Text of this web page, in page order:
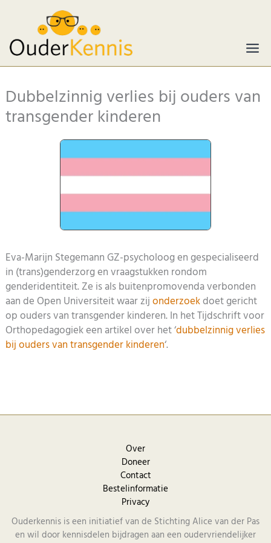
inhoud
Dubbelzinnig verlies bij ouders van
transgender kinderen
Eva-Marijn Stegemann GZ-psycholoog en gespecialiseerd
in (trans)genderzorg en vraagstukken rondom
genderidentiteit. Ze is als buitenpromovenda verbonden
aan de Open Universiteit waar zijonderzoekdoet gericht
op ouders van transgender kinderen. In het Tijdschrift voor
Orthopedagogiek een artikel over het ‘dubbelzinnig verlies
bij ouders van transgender kinderen‘.
Over
Doneer
Contact
Bestelinformatie
Privacy
Ouderkennis is een initiatief van de Stichting Alice van der Pas
en wil door kennisdelen bijdragen aan een oudervriendelijker